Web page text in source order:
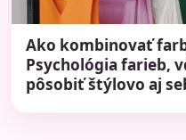
Ako kombinovať
Psychológia farieb,
pôsobiť štýlovo aj